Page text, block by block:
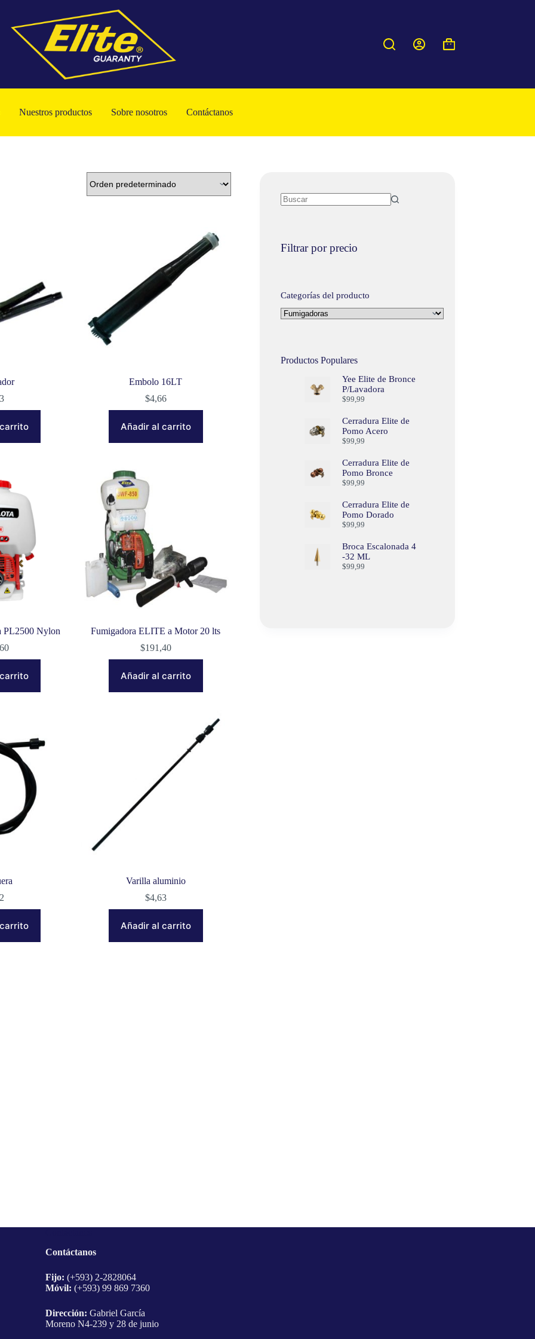
Carro
Nuestros productos Sobre nosotros Contáctanos
Embolo 16LT
$4,66
Añadir al carrito
PL2500 Nylon
Fumigadora ELITE a Motor 20 lts
$191,40
Añadir al carrito
Varilla aluminio
$4,63
Añadir al carrito
Filtrar por precio
Categorías del producto
Productos Populares
Yee Elite de Bronce
P/Lavadora
$99,99
Cerradura Elite de
Pomo Acero
$99,99
Cerradura Elite de
Pomo Bronce
$99,99
Cerradura Elite de
Pomo Dorado
$99,99
Broca Escalonada 4
-32 ML
$99,99
Contáctanos
Fijo: (+593) 2-2828064
Móvil: (+593) 99 869 7360
Dirección: Gabriel García
Moreno N4-239 y 28 de junio